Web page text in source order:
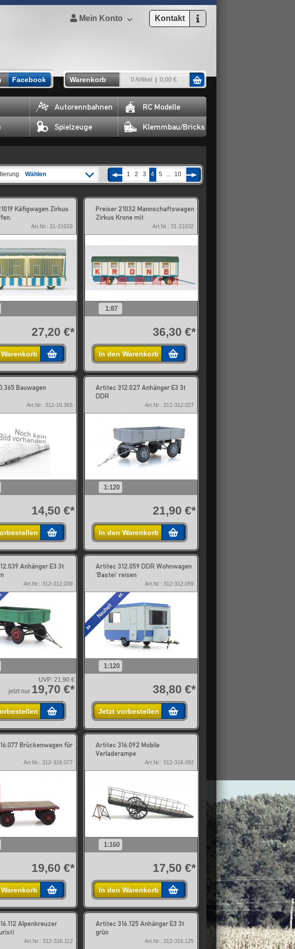
Mein Konto Kontakt
Facebook Warenkorb 0 Artikel 0,00 €
Autorennbahnen RC Modelle
Spielzeuge Klemmbau/Bricks
1 2 3 4 5 ... 10
Wählen
Käfigwagen Zirkus
Art.Nr.: 31-21019
27,20 €*
Preiser 21032 Mannschaftswagen
Zirkus Krone mit
Art.Nr.: 31-21032
1:87
36,30 €*
In den Warenkorb
Bauwagen
Art.Nr.: 312-10.365
14,50 €*
Artitec 312.027 Anhänger E3 3t
DDR
Art.Nr.: 312-312.027
1:120
21,90 €*
In den Warenkorb
Anhänger E3 3t
Art.Nr.: 312-312.039
UVP: 21,90 €
jetzt nur 19,70 €*
Artitec 312.059 DDR Wohnwagen
'Bastei' reisen
Art.Nr.: 312-312.059
1:120
38,80 €*
Jetzt vorbestellen
Brückenwagen für
Art.Nr.: 312-316.077
19,60 €*
Artitec 316.092 Mobile
Verladerampe
Art.Nr.: 312-316.092
1:160
17,50 €*
In den Warenkorb
Alpenkreuzer
Art.Nr.: 312-316.112
Artitec 316.125 Anhänger E3 3t
grün
Art.Nr.: 312-316.125